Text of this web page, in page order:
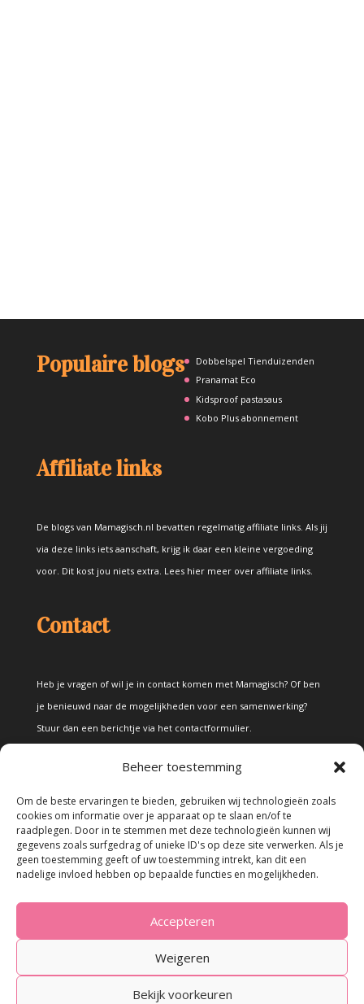
Beheer toestemming
Om de beste ervaringen te bieden, gebruiken wij technologieën zoals
cookies om informatie over je apparaat op te slaan en/of te
raadplegen. Door in te stemmen met deze technologieën kunnen wij
gegevens zoals surfgedrag of unieke ID's op deze site verwerken. Als je
geen toestemming geeft of uw toestemming intrekt, kan dit een
nadelige invloed hebben op bepaalde functies en mogelijkheden.
Accepteren
Weigeren
Bekijk voorkeuren
Populaire blogs
Dobbelspel Tienduizenden
Pranamat Eco
Kidsproof pastasaus
Kobo Plus abonnement
Affiliate links
De blogs van Mamagisch.nl bevatten regelmatig affiliate links. Als jij
via deze links iets aanschaft, krijg ik daar een kleine vergoeding
voor. Dit kost jou niets extra. Lees hier meer over affiliate links.
Contact
Heb je vragen of wil je in contact komen met Mamagisch? Of ben
je benieuwd naar de mogelijkheden voor een samenwerking?
Stuur dan een berichtje via het contactformulier.
Alle teksten en foto's op deze site zijn eigendom van Mamagisch.
Teksten en foto's van Mamagisch mogen onder geen beding
uitdrukkelijk worden vermeld.